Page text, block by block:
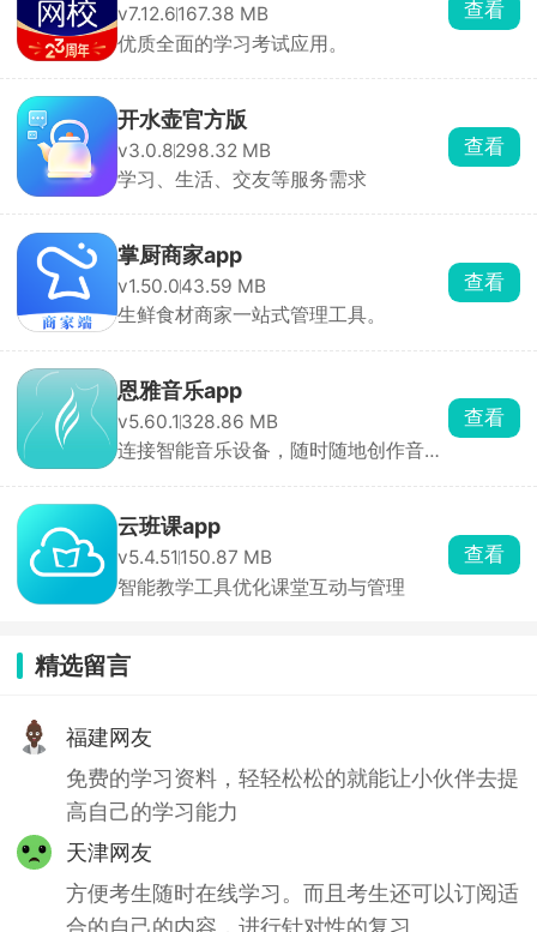
v7.12.6167.38 MB
优质全面的学习考试应用。
查看
开水壶官方版
v3.0.8298.32 MB
学习、生活、交友等服务需求
查看
掌厨商家app
v1.50.043.59 MB
生鲜食材商家一站式管理工具。
查看
恩雅音乐app
v5.60.1 328.86 MB
连接智能音乐设备，随时随地创作音
查看
云班课app
v5.4.51 150.87 MB
智能教学工具优化课堂互动与管理
查看
精选留言
福建网友
免费的学习资料，轻轻松松的就能让小伙伴去提
高自己的学习能力
天津网友
方便考生随时在线学习。而且考生还可以订阅适
合的自己的内容，进行针对性的复习